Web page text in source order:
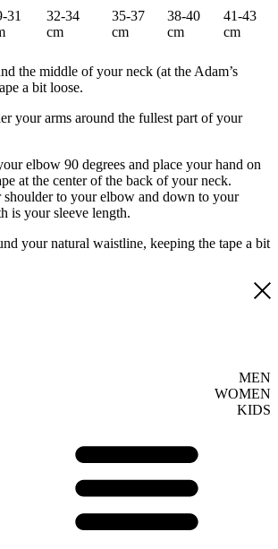
31
32-34
cm
35-37
cm
38-40
cm
41-43
cm
the middle of your neck (at the Adam’s
a bit loose.
your arms around the fullest part of your
elbow 90 degrees and place your hand on
at the center of the back of your neck.
shoulder to your elbow and down to your
is your sleeve length.
your natural waistline, keeping the tape a bit
MEN
WOMEN
KIDS